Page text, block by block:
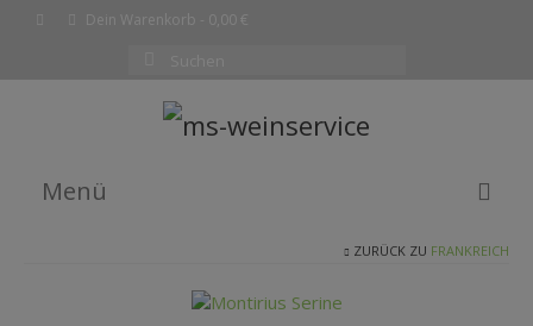
Dein Warenkorb 0,00 €
nach:
Menü
ZURÜCK ZU FRANKREICH